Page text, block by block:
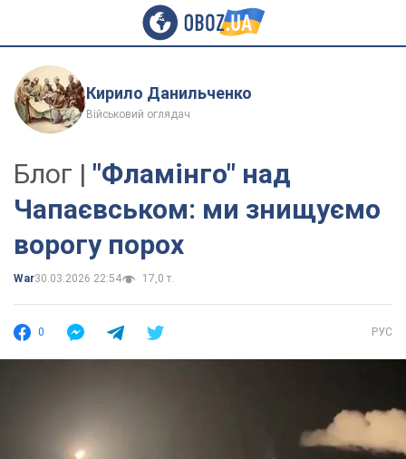
Кирило Данильченко
Військовий оглядач
Блог | "Фламінго" над
Чапаєвськом: ми знищуємо
ворогу порох
War30.03.2026 22:54 17,0 т.
0 РУС